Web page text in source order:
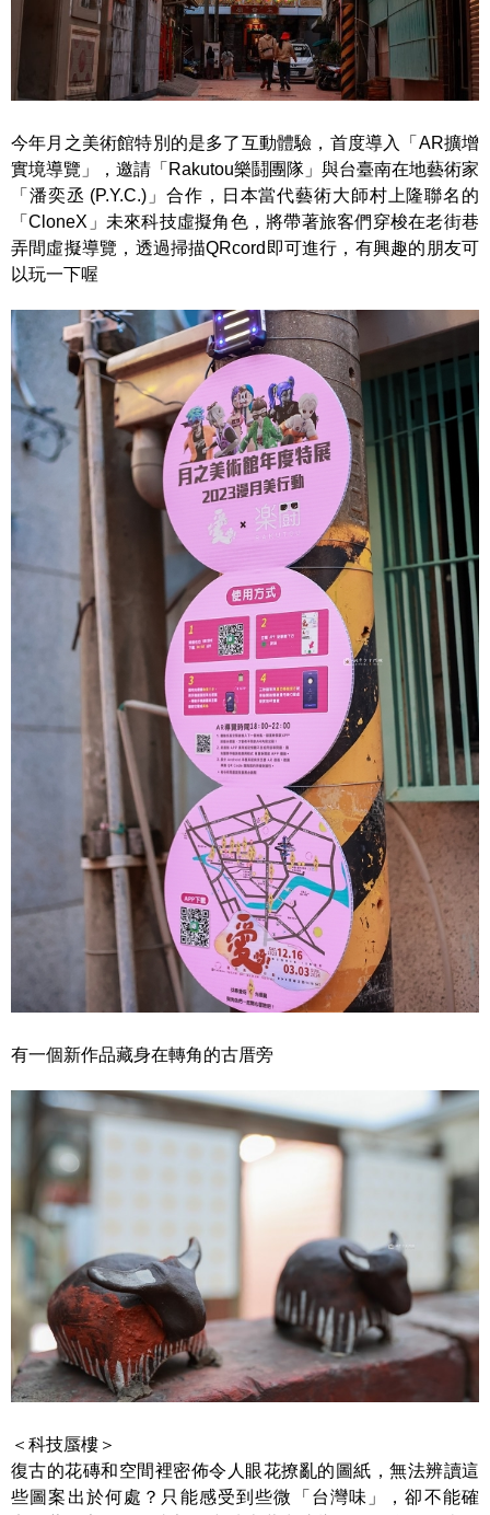
今年月之美術館特別的是多了互動體驗，首度導入「AR擴增
實境導覽」，邀請「Rakutou樂鬪團隊」與台臺南在地藝術家
「潘奕丞 (P.Y.C.)」合作，日本當代藝術大師村上隆聯名的
「CloneX」未來科技虛擬角色，將帶著旅客們穿梭在老街巷
弄間虛擬導覽，透過掃描QRcord即可進行，有興趣的朋友可
以玩一下喔
有一個新作品藏身在轉角的古厝旁
＜科技蜃樓＞
復古的花磚和空間裡密佈令人眼花撩亂的圖紙，無法辨讀這
些圖案出於何處？只能感受到些微「台灣味」，卻不能確